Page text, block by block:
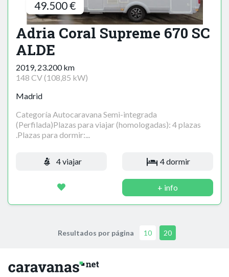
49.500 €
Adria Coral Supreme 670 SC
ALDE
2019, 23.200 km
148 CV (108,85 kW)
Madrid
Categoría Autocaravana Semi-integrada
(Perfilada)Plazas para viajar (homologadas): 4 plazas
.Plazas para dormir:...
4 viajar 4 dormir
+ info
Resultados por página 10 20